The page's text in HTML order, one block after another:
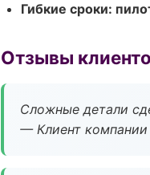
Гибкие сроки:
Отзывы
Сложные детали
— Клиент компании